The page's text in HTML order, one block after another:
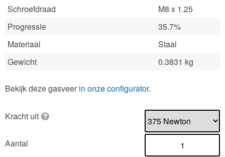
Schroefdraad
M8 x 1.25
Progressie
35.7%
Materiaal
Staal
Gewicht
0.3831 kg
Bekijk deze gasveer in onze configurator.
Kracht uit
Aantal